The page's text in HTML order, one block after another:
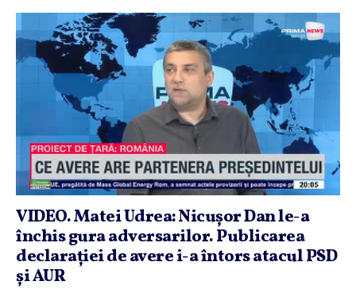
VIDEO. Matei Udrea: Nicuşor Dan le-a
închis gura adversarilor. Publicarea
declaraţiei de avere i-a întors atacul PSD
şi AUR